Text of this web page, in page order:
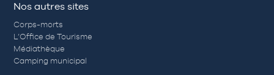
Nos autres sites
Corps-morts
L’Office de Tourisme
Médiathèque
Camping municipal